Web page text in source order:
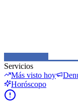
Servicios
Más visto hoy
Horóscopo